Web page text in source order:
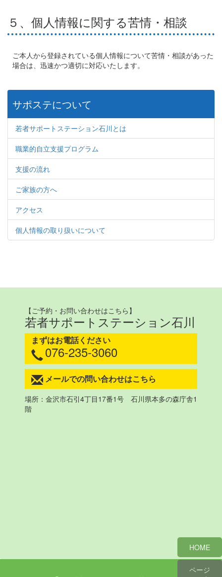
HOME
ページ
５、個人情報に関する苦情・相談
ご本人から登録されている個人情報について苦情・相談があった
場合は、迅速かつ適切に対応いたします。
サポステについて
若者サポートステーション石川とは
職業的自立支援プログラム
支援の流れ
ご家族の方へ
アクセス
個人情報の取り扱いについて
【ご予約・お問い合わせはこちら】
若者サポートステーション石川
まずはお電話ください
076-235-3060
メールでの問い合わせはこちら
場所：金沢市石引4丁目17番1号 石川県本多の森庁舎1
階